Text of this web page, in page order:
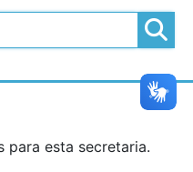
para esta secretaria.